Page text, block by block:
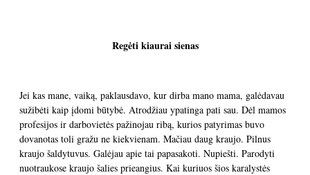
Regėti kiaurai sienas
Jei kas mane, vaiką, paklausdavo, kur dirba mano mama, galėdavau
sužibėti kaip įdomi būtybė. Atrodžiau ypatinga pati sau. Dėl mamos
profesijos ir darbovietės pažinojau ribą, kurios patyrimas buvo
dovanotas toli gražu ne kiekvienam. Mačiau daug kraujo. Pilnus
kraujo šaldytuvus. Galėjau apie tai papasakoti. Nupiešti. Parodyti
nuotraukose kraujo šalies prieangius. Kai kuriuos šios karalystės